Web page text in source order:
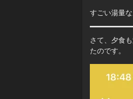
すごい湯量な
さて、夕食
たのです。